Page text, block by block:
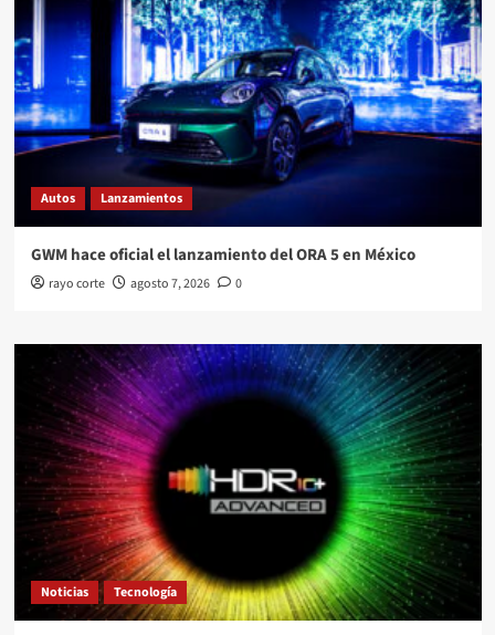
Autos Lanzamientos
GWM hace oficial el lanzamiento del ORA 5 en México
rayo corte agosto 7, 2026 0
Noticias Tecnología